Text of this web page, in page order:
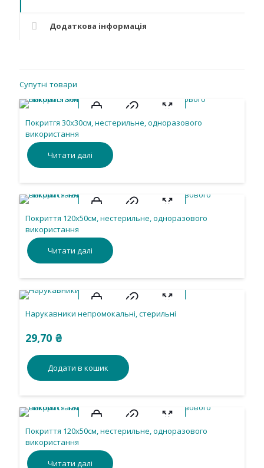
Додаткова інформація
Супутні товари
Покритгя 30х30см, нестерильне, одноразового
використання
Читати далі
Покриття 120х50см, нестерильне, одноразового
використання
Читати далі
Нарукавники непромокальні, стерильні
29,70 ₴
Додати в кошик
Покриття 120х50см, нестерильне, одноразового
використання
Читати далі